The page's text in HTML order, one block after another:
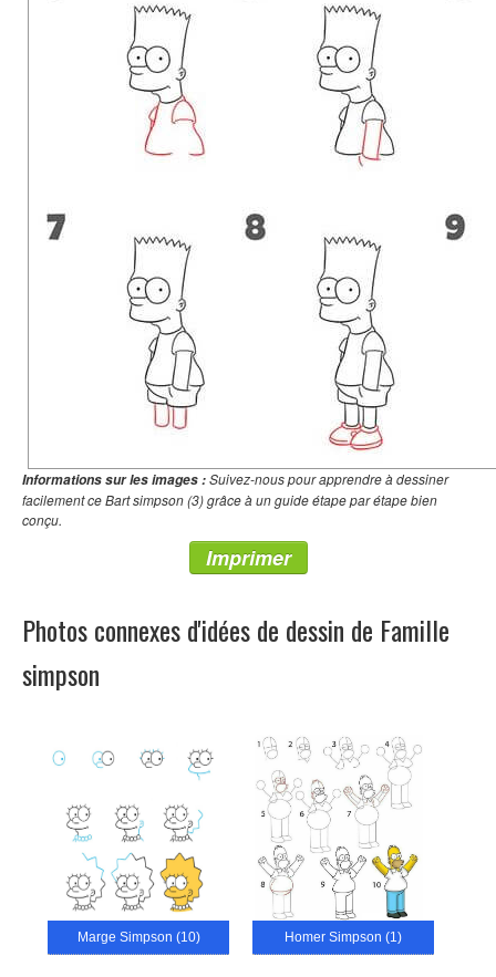
Informations sur les images :Suivez-nous pour apprendre à dessiner
facilement ce Bart simpson (3) grâce à un guide étape par étape bien
conçu.
Imprimer
Photos connexes d'idées de dessin de Famille
simpson
Marge Simpson (10) Homer Simpson (1)